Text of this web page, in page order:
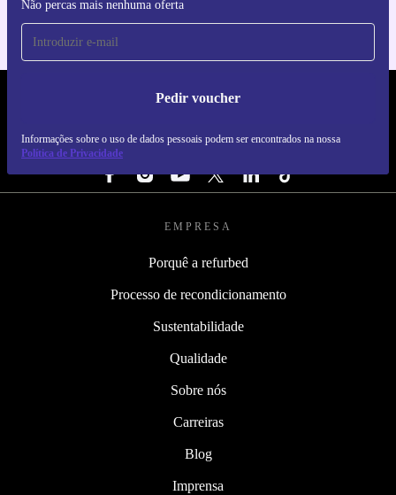
Não percas mais nenhuma oferta
Pedir voucher
Informações sobre o uso de dados pessoais podem ser encontrados na nossa
Política de Privacidade
REFURBED PORTUGAL - RETHINK NEW.
SEGUE-NOS
EMPRESA
Porquê a refurbed
Processo de recondicionamento
Sustentabilidade
Qualidade
Sobre nós
Carreiras
Blog
Imprensa